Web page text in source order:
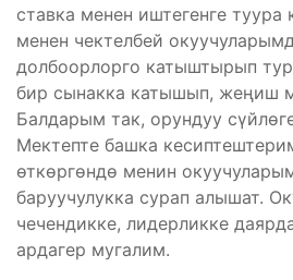
ставка менен иштегенге туура
менен чектелбей
долбоорлорго катыштырып
бир сынакка катышып, жеңиш
Балдарым так, орундуу
Мектепте башка
өткөргөндө менин
баруучулукка сурап алышат.
чечендикке, лидерликке
ардагер мугалим.